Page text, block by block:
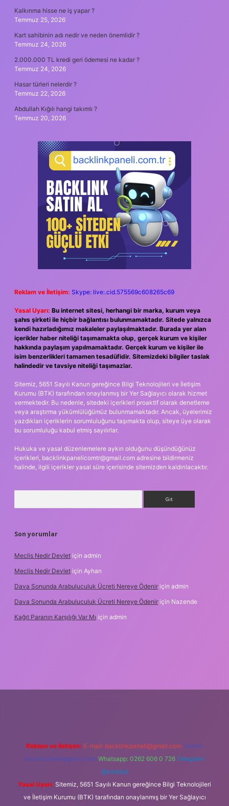
Kalkınma hisse ne iş yapar ?
Temmuz 25, 2026
Kart sahibinin adı nedir ve neden önemlidir ?
Temmuz 24, 2026
2.000.000 TL kredi geri ödemesi ne kadar ?
Temmuz 24, 2026
Hasar türleri nelerdir ?
Temmuz 22, 2026
Abdullah Kığılı hangi takımlı ?
Temmuz 20, 2026
Reklam ve İletişim: Skype: live:.cid.575569c608265c69
Yasal Uyarı: Bu internet sitesi, herhangi bir marka, kurum veya
şahıs şirketi ile hiçbir bağlantısı bulunmamaktadır. Sitede yalnızca
kendi hazırladığımız makaleler paylaşılmaktadır. Burada yer alan
içerikler haber niteliği taşımamakta olup, gerçek kurum ve kişiler
hakkında paylaşım yapılmamaktadır. Gerçek kurum ve kişiler ile
isim benzerlikleri tamamen tesadüfidir. Sitemizdeki bilgiler taslak
halindedir ve tavsiye niteliği taşımazlar.
Sitemiz, 5651 Sayılı Kanun gereğince Bilgi Teknolojileri ve İletişim
Kurumu (BTK) tarafından onaylanmış bir Yer Sağlayıcı olarak hizmet
vermektedir. Bu nedenle, sitedeki içerikleri proaktif olarak denetleme
veya araştırma yükümlülüğümüz bulunmamaktadır. Ancak, üyelerimiz
yazdıkları içeriklerin sorumluluğunu taşımakta olup, siteye üye olarak
bu sorumluluğu kabul etmiş sayılırlar.
Hukuka ve yasal düzenlemelere aykırı olduğunu düşündüğünüz
içerikleri, backlinkpanelicomtr@gmail.com adresine bildirmeniz
halinde, ilgili içerikler yasal süre içerisinde sitemizden kaldırılacaktır.
Son yorumlar
Meclis Nedir Devlet için admin
Meclis Nedir Devlet için Ayhan
Dava Sonunda Arabuluculuk Ücreti Nereye Ödenir için admin
Dava Sonunda Arabuluculuk Ücreti Nereye Ödenir için Nazende
Kağıt Paranın Karşılığı Var Mı için admin
Reklam ve İletişim: E-mail: backlinkpaneli@gmail.com Teams:
forumhizmeti@gmail.com Whatsapp: 0262 606 0 726 Telegram:
@karabul
Yasal Uyarı: Sitemiz, 5651 Sayılı Kanun gereğince Bilgi Teknolojileri
ve İletişim Kurumu (BTK) tarafından onaylanmış bir Yer Sağlayıcı